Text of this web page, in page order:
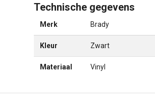
Technische gegevens
Merk Brady
Kleur Zwart
Materiaal Vinyl